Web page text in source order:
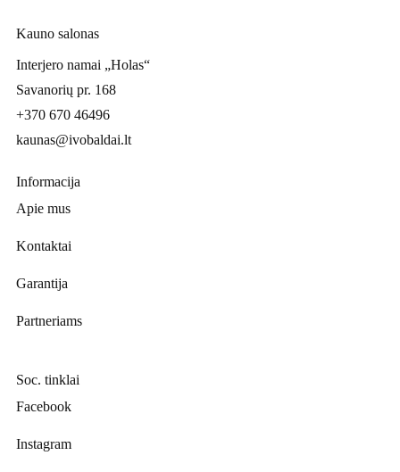
Kauno salonas
Interjero namai „Holas“
Savanorių pr. 168
+370 670 46496
kaunas@ivobaldai.lt
Informacija
Apie mus
Kontaktai
Garantija
Partneriams
Soc. tinklai
Facebook
Instagram